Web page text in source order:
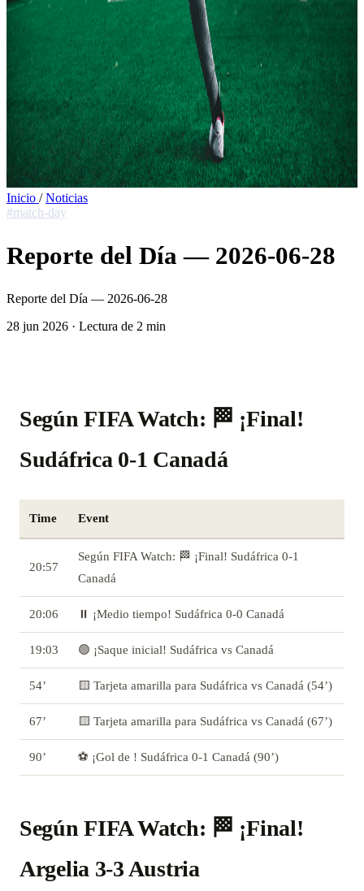
Inicio / Noticias
#match-day
Reporte del Día — 2026-06-28
Reporte del Día — 2026-06-28
28 jun 2026 · Lectura de 2 min
Según FIFA Watch: 🏁 ¡Final!
Sudáfrica 0-1 Canadá
Time Event
20:57
Según FIFA Watch: 🏁 ¡Final! Sudáfrica 0-1
Canadá
20:06 ⏸️ ¡Medio tiempo! Sudáfrica 0-0 Canadá
19:03 🟢 ¡Saque inicial! Sudáfrica vs Canadá
54’ 🟨 Tarjeta amarilla para Sudáfrica vs Canadá (54’)
67’ 🟨 Tarjeta amarilla para Sudáfrica vs Canadá (67’)
90’ ⚽ ¡Gol de ! Sudáfrica 0-1 Canadá (90’)
Según FIFA Watch: 🏁 ¡Final!
Argelia 3-3 Austria